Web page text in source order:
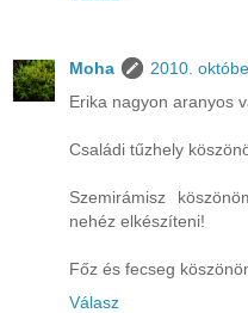
Moha
2010.
Erika nagyon aranyos
Családi tűzhely
Szemirámisz
nehéz elkészíteni!
Főz és fecseg
Válasz